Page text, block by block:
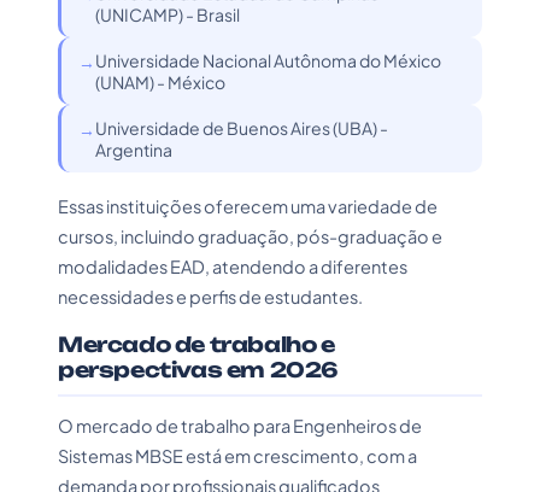
(UNICAMP) - Brasil
Universidade Nacional Autônoma do México
(UNAM) - México
Universidade de Buenos Aires (UBA) -
Argentina
Essas instituições oferecem uma variedade de
cursos, incluindo graduação, pós-graduação e
modalidades EAD, atendendo a diferentes
necessidades e perfis de estudantes.
Mercado de trabalho e
perspectivas em 2026
O mercado de trabalho para Engenheiros de
Sistemas MBSE está em crescimento, com a
demanda por profissionais qualificados